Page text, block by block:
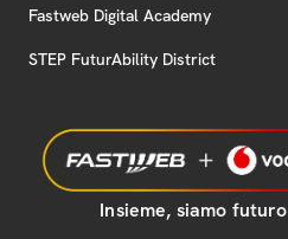
Fastweb Digital Academy
STEP FuturAbility District
Insieme, siamo futuro